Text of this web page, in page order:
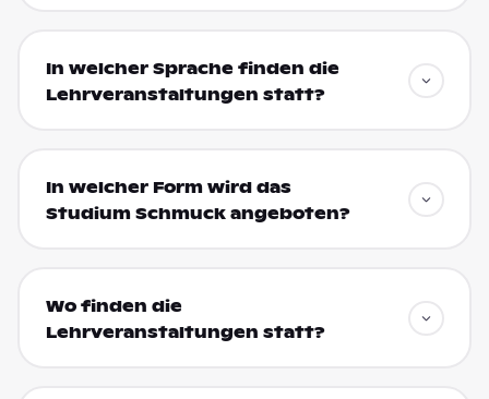
In welcher Sprache finden die
Lehrveranstaltungen statt?
In welcher Form wird das
Studium Schmuck angeboten?
Wo finden die
Lehrveranstaltungen statt?